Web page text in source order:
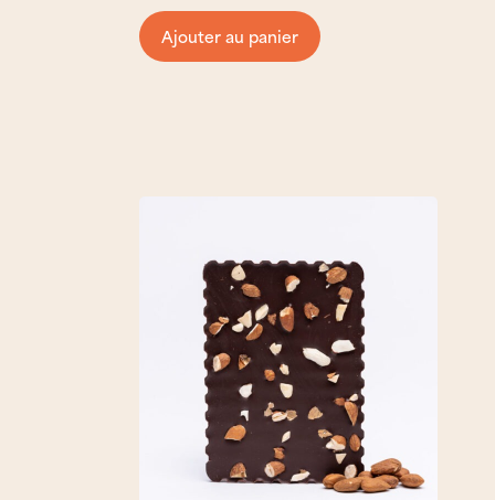
Ajouter au panier